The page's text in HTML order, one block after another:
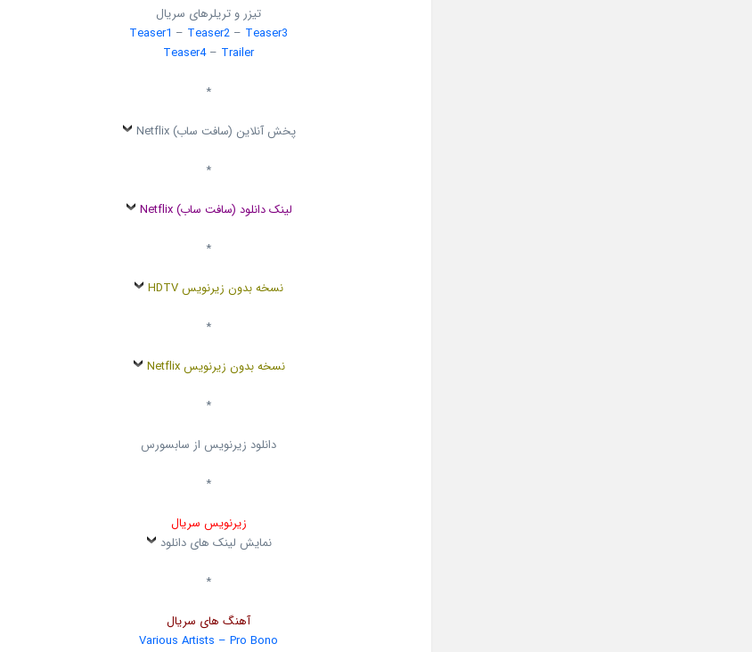
تیزر و تریلرهای سریال
Teaser1 – Teaser2 – Teaser3
Teaser4– Trailer
*
پخش آنلاین (سافت ساب) Netflix
*
لینک دانلود (سافت ساب) Netflix
*
نسخه بدون زیرنویس HDTV
*
نسخه بدون زیرنویس Netflix
*
دانلود زیرنویس از سابسورس
*
زیرنویس سریال
نمایش لینک های دانلود
*
آهنگ های سریال
Various Artists – Pro Bono